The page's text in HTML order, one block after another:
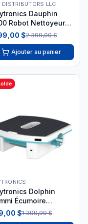
DISTRIBUTORS LLC
Dauphin
Robot Nettoyeur
$2 399,00 $
Ajouter au panier
Dolphin
Écumoire
Solaire
$1 399,99 $